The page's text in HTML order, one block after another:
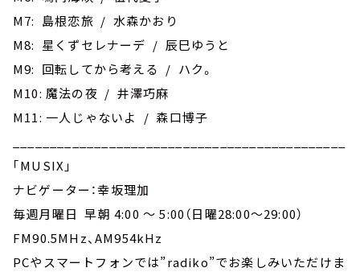
M7: 島根恋旅 / 水森かおり
M8: 星くずセレナーデ / 辰巳ゆうと
M9: 回転してから考える / ハク。
M10: 魔法の夜 / 井澤巧麻
M11: 一人じゃないよ / 森口博子
｢MUSIX｣
ナビゲーター：幸坂理加
毎週月曜日 早朝 4:00 ～ 5:00（日曜28:00～29:00）
FM90.5MHz、AM954kHz
PCやスマートフォンでは”radiko”でお楽しみいただけま